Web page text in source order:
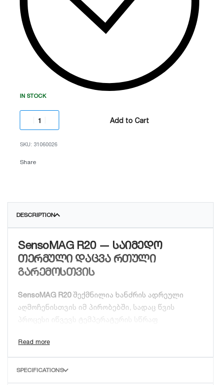
360° ხილვადობის ორმაგი LED.
გამოყენება:
დეტექტორი იძლევა ცრუ განგაშს.
IN STOCK
Add to Cart
31060026
Share
DESCRIPTION
SensoMAG R20 — საიმედო
თერმული დაცვა რთული
გარემოსთვის
SensoMAG R20შექმნილია ხანძრის ადრეული
აღმოჩენისთვის იმ პირობებში, სადაც წვის
პროცესი იწვევს ტემპერატურის სწრაფ
უზრუნველყოფს მაღალ სიზუსტეს და მდგრადობას
გარე ფაქტორების მიმართ.
SPECIFICATIONS